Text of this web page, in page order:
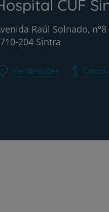
CUF
Raúl Solnado, nº8
204 Sintra
Ver direções Como